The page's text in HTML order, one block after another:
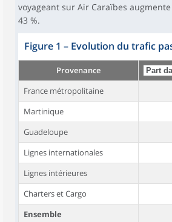
voyageant sur Air Caraïbes
43 %.
Figure 1 – Evolution du trafic
Provenance
France métropolitaine
Martinique
Guadeloupe
Lignes internationales
Lignes intérieures
Charters et Cargo
Ensemble